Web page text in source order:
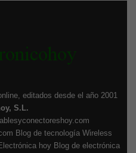
editados desde el año 2001
S.L.
Blog de tecnología Wireless
hoy Blog de electrónica